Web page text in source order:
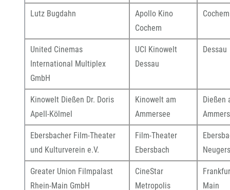
Lutz Bugdahn
Apollo Kino
Cochem
Cochem
United Cinemas
International Multiplex
GmbH
UCI Kinowelt
Dessau
Dessau
Kinowelt Dießen Dr. Doris
Apell-Kölmel
Kinowelt am
Ammersee
Dießen
Ebersbacher Film-Theater
und Kulturverein e.V.
Film-Theater
Ebersbach
Greater Union Filmpalast
Rhein-Main GmbH
CineStar
Metropolis
Main